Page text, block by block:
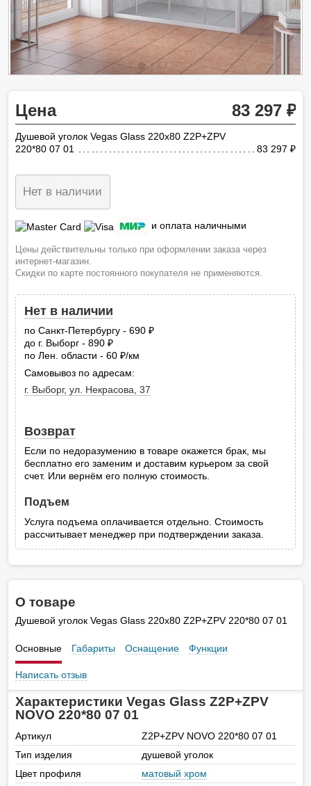
Цена 83 297
Душевой уголок Vegas Glass 220х80 Z2P+ZPV
220*80 07 01
83 297
Нет в наличии
и оплата наличными
Цены действительны только при оформлении заказа через
интернет-магазин.
Скидки по карте постоянного покупателя не применяются.
Нет в наличии
по Санкт-Петербургу - 690
до г. Выборг - 890
по Лен. области - 60
руб.
/км
Самовывоз по адресам:
г. Выборг, ул. Некрасова, 37
Возврат
Если по недоразумению в товаре окажется брак, мы
бесплатно его заменим и доставим курьером за свой
счет. Или вернём его полную стоимость.
Подъем
Услуга подъема оплачивается отдельно. Стоимость
рассчитывает менеджер при подтверждении заказа.
О товаре
Душевой уголок Vegas Glass 220х80 Z2P+ZPV 220*80 07 01
Основные Габариты Оснащение Функции
Написать отзыв
Характеристики Vegas Glass Z2P+ZPV
NOVO 220*80 07 01
Артикул
Z2P+ZPV NOVO 220*80 07 01
Тип изделия
душевой уголок
Цвет профиля
матовый хром